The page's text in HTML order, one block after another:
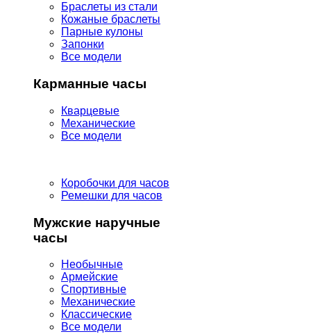
Браслеты из стали
Кожаные браслеты
Парные кулоны
Запонки
Все модели
Карманные часы
Кварцевые
Механические
Все модели
Коробочки для часов
Ремешки для часов
Мужские наручные
часы
Необычные
Армейские
Спортивные
Механические
Классические
Все модели